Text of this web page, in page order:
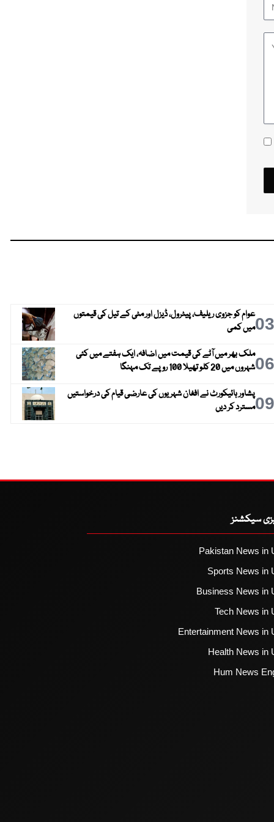
03عوام کو جزوی ریلیف، پیٹرول، ڈیزل اور مٹی کے تیل کی قیمتوں
میں کمی
06ملک بھر میں آٹے کی قیمت میں اضافہ، ایک ہفتے میں کئی
شہروں میں 20 کلو تھیلا 100 روپے تک مہنگا
09پشاور ہائیکورٹ نے افغان شہریوں کی عارضی قیام کی درخواستیں
مسترد کر دیں
سیکشنز
Pakistan News in
Sports News in
Business News in
Tech News in
Entertainment News in
Health News in
Hum News